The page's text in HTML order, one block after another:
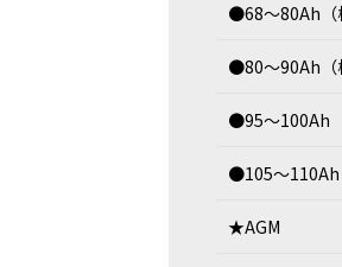
●68～80Ah（
●80～90Ah（
●95～100Ah
●105～110Ah
★AGM